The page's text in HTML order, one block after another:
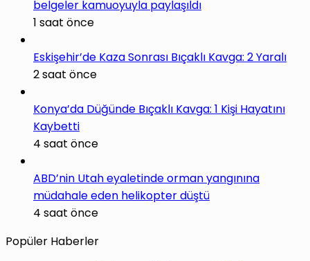
belgeler kamuoyuyla paylaşıldı
1 saat önce
Eskişehir’de Kaza Sonrası Bıçaklı Kavga: 2 Yaralı
2 saat önce
Konya’da Düğünde Bıçaklı Kavga: 1 Kişi Hayatını
Kaybetti
4 saat önce
ABD’nin Utah eyaletinde orman yangınına
müdahale eden helikopter düştü
4 saat önce
Popüler Haberler